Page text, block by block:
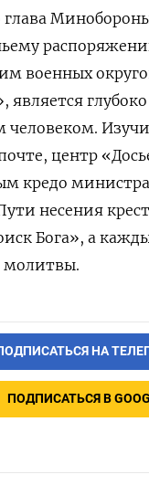
глава
военных
является
человеком. И
центр
кредо министра
несения
Бога», а
молитвы.
НА
ПОДПИСАТЬСЯ В